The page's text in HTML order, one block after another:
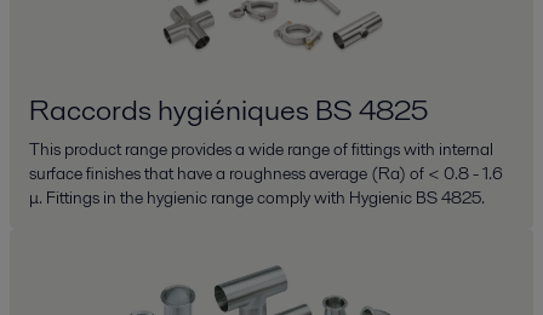
Raccords hygiéniques BS 4825
This product range provides a wide range of fittings with internal
surface finishes that have a roughness average (Ra) of < 0.8 - 1.6
μ. Fittings in the hygienic range comply with Hygienic BS 4825.